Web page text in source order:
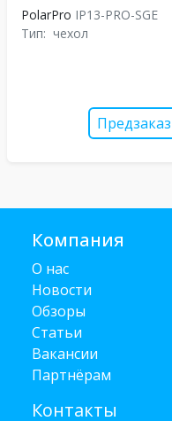
PolarPro IP13-PRO-SGE
Тип: чехол
Предзаказ
Компания
О нас
Новости
Обзоры
Статьи
Вакансии
Партнёрам
Контакты